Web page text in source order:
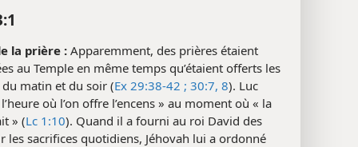
la prière : Apparemment, des prières étaient
au Temple en même temps qu’étaient offerts les
du matin et du soir (Ex 29:38-42 ; 30:7, 8). Luc
où l’on offre l’encens » au moment où « la
» (Lc 1:10). Quand il a fourni au roi David des
les sacrifices quotidiens, Jéhovah lui a ordonné